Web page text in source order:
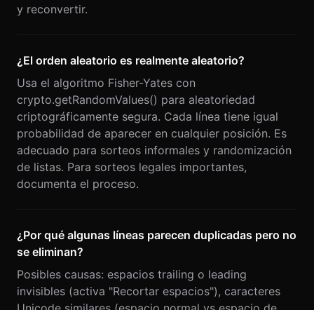
y reconvertir.
¿El orden aleatorio es realmente aleatorio?
Usa el algoritmo Fisher-Yates con
crypto.getRandomValues() para aleatoriedad
criptográficamente segura. Cada línea tiene igual
probabilidad de aparecer en cualquier posición. Es
adecuado para sorteos informales y randomización
de listas. Para sorteos legales importantes,
documenta el proceso.
¿Por qué algunas líneas parecen duplicadas pero no
se eliminan?
Posibles causas: espacios trailing o leading
invisibles (activa "Recortar espacios"), caracteres